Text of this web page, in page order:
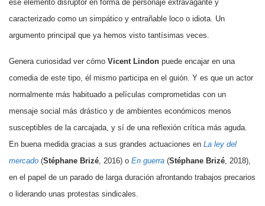
ese elemento disruptor en forma de personaje extravagante y
caracterizado como un simpático y entrañable loco o idiota. Un
argumento principal que ya hemos visto tantísimas veces.
Genera curiosidad ver cómo Vicent Lindon puede encajar en una
comedia de este tipo, él mismo participa en el guión. Y es que un actor
normalmente más habituado a películas comprometidas con un
mensaje social más drástico y de ambientes económicos menos
susceptibles de la carcajada, y sí de una reflexión crítica más aguda.
En buena medida gracias a sus grandes actuaciones en La ley del
mercado (Stéphane Brizé, 2016) o En guerra (Stéphane Brizé, 2018),
en el papel de un parado de larga duración afrontando trabajos precarios
o liderando unas protestas sindicales.